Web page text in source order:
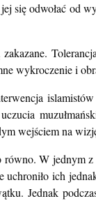
się odwołać od
wykroczenie i
wejściem na
W jednym
ich
Jednak